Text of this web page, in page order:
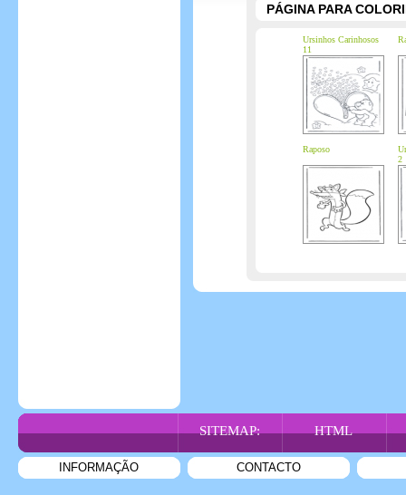
PÁGINA PARA
Ursinhos Carinhosos
11
Raposo
2
SITEMAP: HTML
INFORMAÇÃO CONTACTO